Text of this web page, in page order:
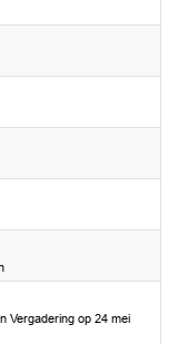
Vergadering op 24 mei